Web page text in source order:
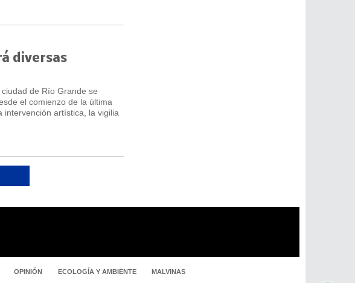
diversas
de Río Grande se
el comienzo de la última
artística, la vigilia
OPINIÓN ECOLOGÍA Y AMBIENTE MALVINAS